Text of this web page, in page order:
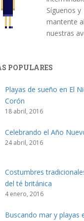
Síguenos y
mantente
nuestras
POPULARES
Playas de sueño en El
Corón
18 abril, 2016
Celebrando el Año
24 abril, 2016
Costumbres
del té británica
4 enero, 2016
Buscando mar y playas